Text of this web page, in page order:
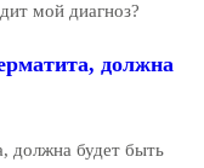
мой диагноз?
должна
должна будет быть